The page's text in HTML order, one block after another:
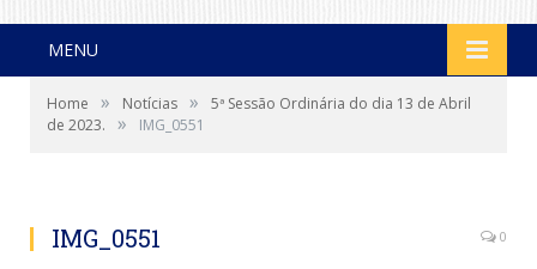
MENU
Home » Notícias »
5ª Sessão Ordinária do dia 13 de Abril
de 2023.
» IMG_0551
IMG_0551 0